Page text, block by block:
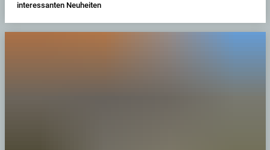
interessanten Neuheiten